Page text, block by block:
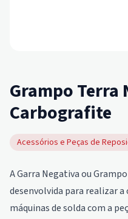
Grampo Terra
Carbografite
Acessórios e Peças de
A Garra Negativa ou
desenvolvida para realizar a
máquinas de solda com a